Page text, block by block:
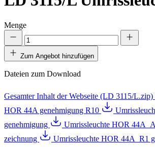
Menge
Zum Angebot hinzufügen
Dateien zum Download
Gesamter Inhalt der Webseite (LD 3115/L.zip)
HOR 44A genehmigung R10
genehmigung
Umrissleuchte HOR
zeichnung
Umrissleuchte HOR 44A_R1